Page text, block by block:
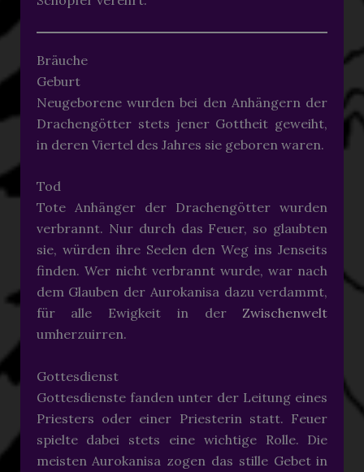
Bräuche
Geburt
Neugeborene wurden bei den Anhängern der
Drachengötter stets jener Gottheit geweiht,
in deren Viertel des Jahres sie geboren waren.
Tod
Tote Anhänger der Drachengötter wurden
verbrannt. Nur durch das Feuer, so glaubten
sie, würden ihre Seelen den Weg ins Jenseits
finden. Wer nicht verbrannt wurde, war nach
dem Glauben der Aurokanisa dazu verdammt,
für alle Ewigkeit in der Zwischenwelt
umherzuirren.
Gottesdienst
Gottesdienste fanden unter der Leitung eines
Priesters oder einer Priesterin statt. Feuer
spielte dabei stets eine wichtige Rolle. Die
meisten Aurokanisa zogen das stille Gebet in